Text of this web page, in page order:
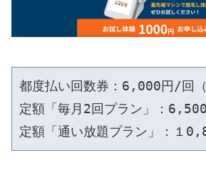
都度払い回数券：6,000円/回（
定額「毎月2回プラン」：